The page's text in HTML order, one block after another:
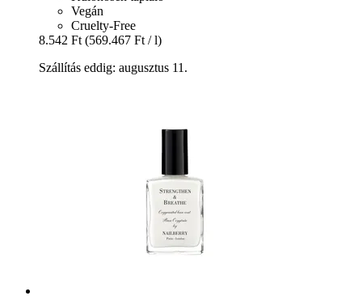
Vegán
Cruelty-Free
8.542 Ft (569.467 Ft / l)
Szállítás eddig: augusztus 11.